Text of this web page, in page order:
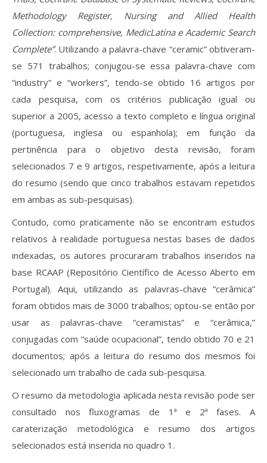
Methodology Register, Nursing and Allied Health
Collection: comprehensive, MedicLatina e Academic Search
Complete”. Utilizando a palavra-chave “ceramic” obtiveram-
se 571 trabalhos; conjugou-se essa palavra-chave com
“industry” e “workers”, tendo-se obtido 16 artigos por
cada pesquisa, com os critérios publicação igual ou
superior a 2005, acesso a texto completo e língua original
(portuguesa, inglesa ou espanhola); em função da
pertinência para o objetivo desta revisão, foram
selecionados 7 e 9 artigos, respetivamente, após a leitura
do resumo (sendo que cinco trabalhos estavam repetidos
em ambas as sub-pesquisas).
Contudo, como praticamente não se encontram estudos
relativos à realidade portuguesa nestas bases de dados
indexadas, os autores procuraram trabalhos inseridos na
base RCAAP (Repositório Científico de Acesso Aberto em
Portugal). Aqui, utilizando as palavras-chave “cerâmica”
foram obtidos mais de 3000 trabalhos; optou-se então por
usar as palavras-chave “ceramistas” e “cerâmica,”
conjugadas com “saúde ocupacional”, tendo obtido 70 e 21
documentos; após a leitura do resumo dos mesmos foi
selecionado um trabalho de cada sub-pesquisa.
O resumo da metodologia aplicada nesta revisão pode ser
consultado nos fluxogramas de 1ª e 2ª fases. A
caraterização metodológica e resumo dos artigos
selecionados está inserida no quadro 1.